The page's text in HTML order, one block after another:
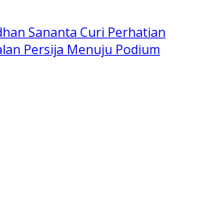
Sananta Curi Perhatian
Persija Menuju Podium